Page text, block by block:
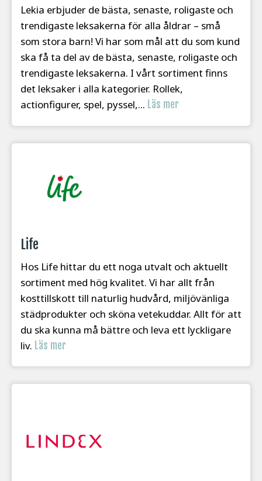
Lekia erbjuder de bästa, senaste, roligaste och
trendigaste leksakerna för alla åldrar – små
som stora barn! Vi har som mål att du som kund
ska få ta del av de bästa, senaste, roligaste och
trendigaste leksakerna. I vårt sortiment finns
det leksaker i alla kategorier. Rollek,
actionfigurer, spel, pyssel,... Läs mer
Life
Hos Life hittar du ett noga utvalt och aktuellt
sortiment med hög kvalitet. Vi har allt från
kosttillskott till naturlig hudvård, miljövänliga
städprodukter och sköna vetekuddar. Allt för att
du ska kunna må bättre och leva ett lyckligare
liv. Läs mer